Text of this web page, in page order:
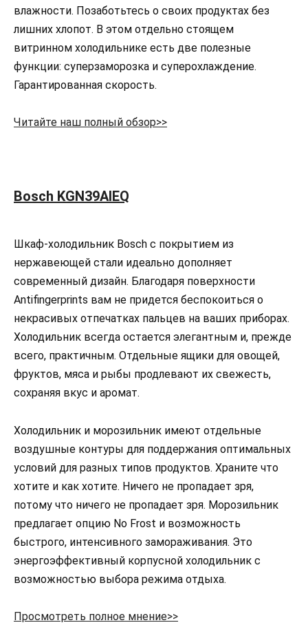
влажности. Позаботьтесь о своих продуктах без
лишних хлопот. В этом отдельно стоящем
витринном холодильнике есть две полезные
функции: суперзаморозка и суперохлаждение.
Гарантированная скорость.
Читайте наш полный обзор>>
Bosch KGN39AIEQ
Шкаф-холодильник Bosch с покрытием из
нержавеющей стали идеально дополняет
современный дизайн. Благодаря поверхности
Antifingerprints вам не придется беспокоиться о
некрасивых отпечатках пальцев на ваших приборах.
Холодильник всегда остается элегантным и, прежде
всего, практичным. Отдельные ящики для овощей,
фруктов, мяса и рыбы продлевают их свежесть,
сохраняя вкус и аромат.
Холодильник и морозильник имеют отдельные
воздушные контуры для поддержания оптимальных
условий для разных типов продуктов. Храните что
хотите и как хотите. Ничего не пропадает зря,
потому что ничего не пропадает зря. Морозильник
предлагает опцию No Frost и возможность
быстрого, интенсивного замораживания. Это
энергоэффективный корпусной холодильник с
возможностью выбора режима отдыха.
Просмотреть полное мнение>>